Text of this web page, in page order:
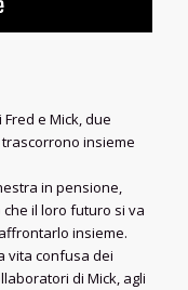
e Mick, due
trascorrono insieme
in pensione,
il loro futuro si va
insieme.
vita confusa dei
di Mick, agli